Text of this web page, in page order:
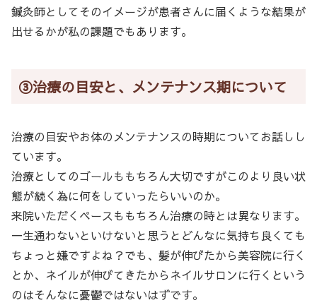
鍼灸師としてそのイメージが患者さんに届くような結果が
出せるかが私の課題でもあります。
③治療の目安と、メンテナンス期について
治療の目安やお体のメンテナンスの時期についてお話しし
ています。
治療としてのゴールももちろん大切ですがこのより良い状
態が続く為に何をしていったらいいのか。
来院いただくペースももちろん治療の時とは異なります。
一生通わないといけないと思うとどんなに気持ち良くても
ちょっと嫌ですよね？でも、髪が伸びたから美容院に行く
とか、ネイルが伸びてきたからネイルサロンに行くという
のはそんなに憂鬱ではないはずです。